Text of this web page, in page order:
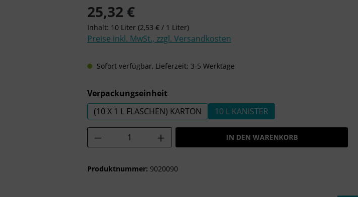
Regulärer Preis:
25,32 €
Inhalt: 10 Liter (2,53 € / 1 Liter)
Preise inkl. MwSt., zzgl. Versandkosten
Sofort verfügbar, Lieferzeit: 3-5 Werktage
Verpackungseinheitauswählen
(10 X 1 L FLASCHEN) KARTON
10 L KANISTER
Produkt Anzahl: Gib den gewünschten Wert
IN DEN WARENKORB
Produktnummer: 9020090